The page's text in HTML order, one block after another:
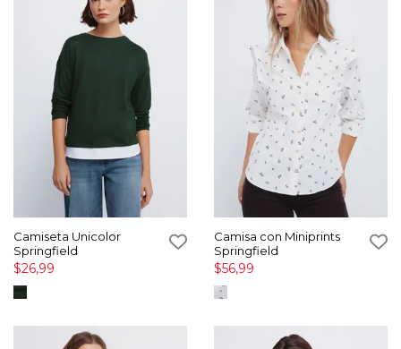
Camiseta Unicolor
Springfield
$26,99
Camisa con Miniprints
Springfield
$56,99